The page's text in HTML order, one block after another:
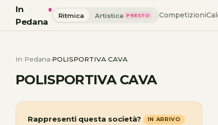
In
Pedana
Ritmica Artistica PRESTO Competizioni
In Pedana POLISPORTIVA CAVA
POLISPORTIVA CAVA
Rappresenti questa società? IN ARRIVO